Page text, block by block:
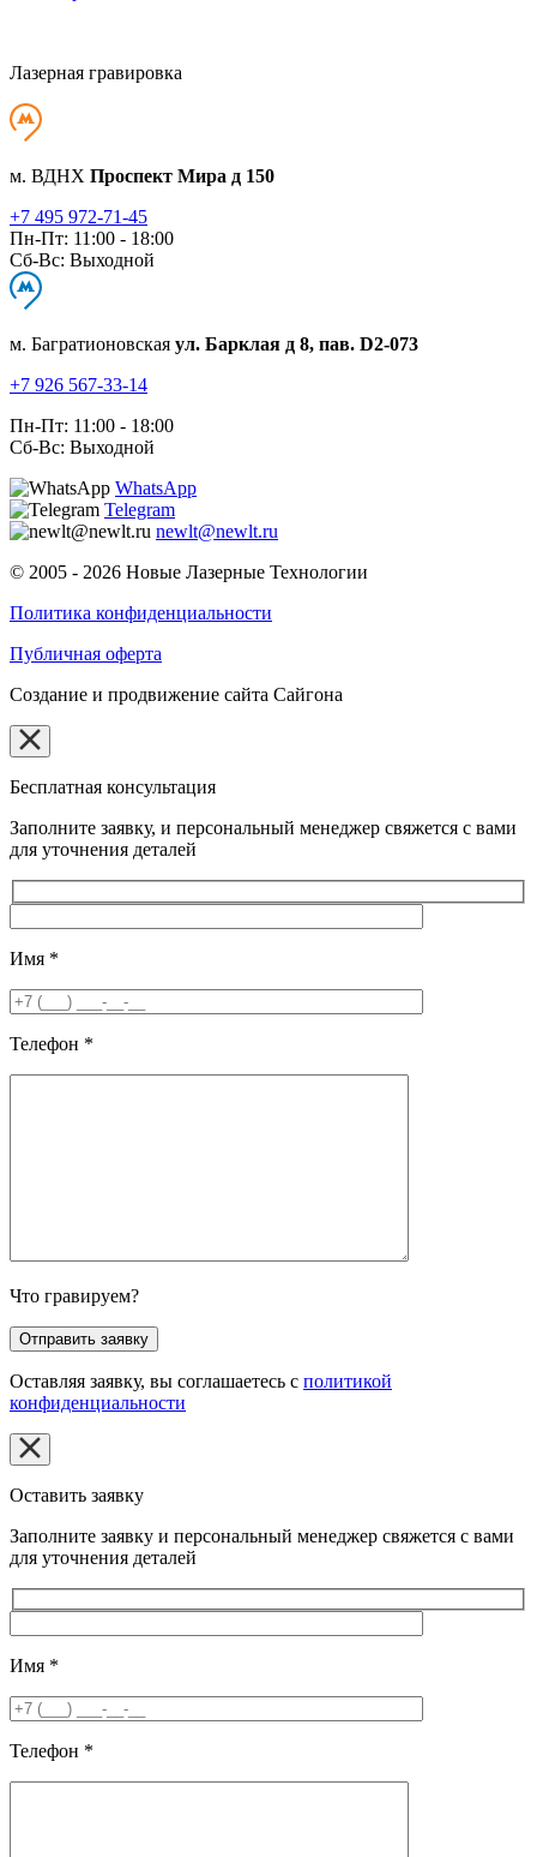
Лазерная гравировка
м. ВДНХ Проспект Мира д 150
+7 495 972-71-45
Пн-Пт: 11:00 - 18:00
Сб-Вс: Выходной
м. Багратионовская ул. Барклая д 8, пав. D2-073
+7 926 567-33-14
Пн-Пт: 11:00 - 18:00
Сб-Вс: Выходной
WhatsApp
Telegram
newlt@newlt.ru
© 2005 - 2026 Новые Лазерные Технологии
Политика конфиденциальности
Публичная оферта
Создание и продвижение сайта Сайгона
Бесплатная консультация
Заполните заявку, и персональный менеджер свяжется с вами
для уточнения деталей
Имя *
Телефон *
Что гравируем?
Оставляя заявку, вы соглашаетесь с политикой
конфиденциальности
Оставить заявку
Заполните заявку и персональный менеджер свяжется с вами
для уточнения деталей
Имя *
Телефон *